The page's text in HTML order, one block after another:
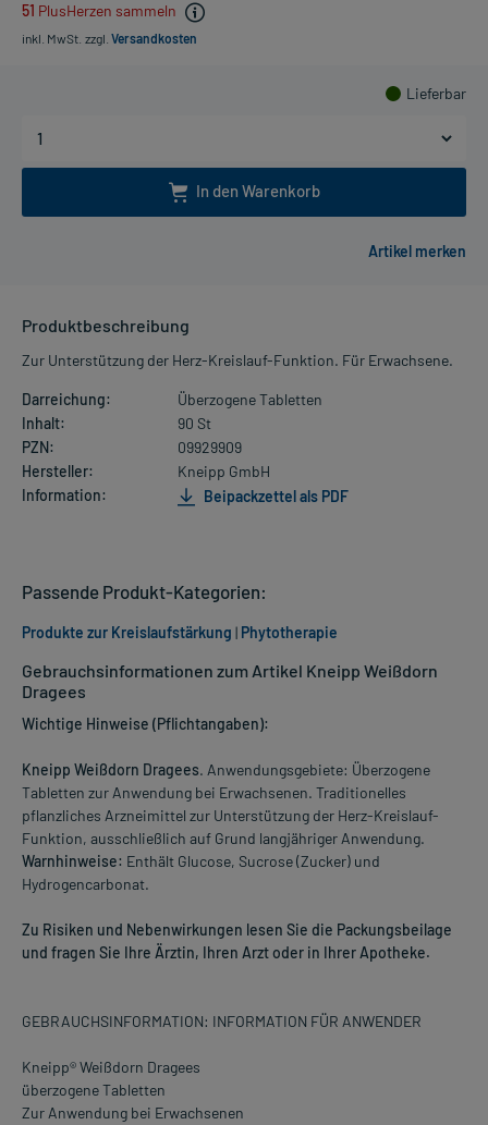
51 PlusHerzen sammeln
inkl. MwSt. zzgl. Versandkosten
Lieferbar
In den Warenkorb
Produktbeschreibung
Zur Unterstützung der Herz-Kreislauf-Funktion. Für Erwachsene.
Darreichung:
Überzogene Tabletten
Inhalt:
90 St
PZN:
09929909
Hersteller:
Kneipp GmbH
Information:
Beipackzettel als PDF
Gebrauchsinformationen zum Artikel Kneipp Weißdorn
Dragees
Wichtige Hinweise (Pflichtangaben):
Kneipp Weißdorn Dragees. Anwendungsgebiete: Überzogene
Tabletten zur Anwendung bei Erwachsenen. Traditionelles
pflanzliches Arzneimittel zur Unterstützung der Herz-Kreislauf-
Funktion, ausschließlich auf Grund langjähriger Anwendung.
Warnhinweise: Enthält Glucose, Sucrose (Zucker) und
Hydrogencarbonat.
Zu Risiken und Nebenwirkungen lesen Sie die Packungsbeilage
und fragen Sie Ihre Ärztin, Ihren Arzt oder in Ihrer Apotheke.
GEBRAUCHSINFORMATION: INFORMATION FÜR ANWENDER
Kneipp® Weißdorn Dragees
überzogene Tabletten
Zur Anwendung bei Erwachsenen
Passende Produkt-Kategorien:
Produkte zur Kreislaufstärkung | Phytotherapie